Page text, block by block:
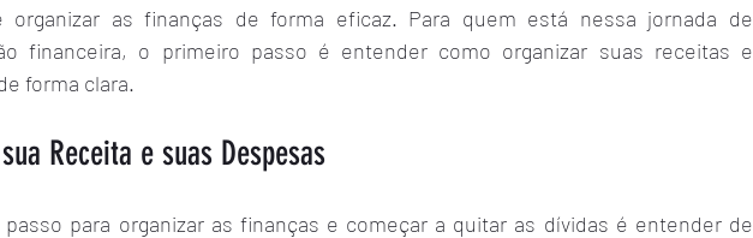
organizar as finanças de forma eficaz. Para quem está nessa jornada de
financeira, o primeiro passo é entender como organizar suas receitas e
forma clara.
Receita e suas Despesas
passo para organizar as finanças e começar a quitar as dívidas é entender de